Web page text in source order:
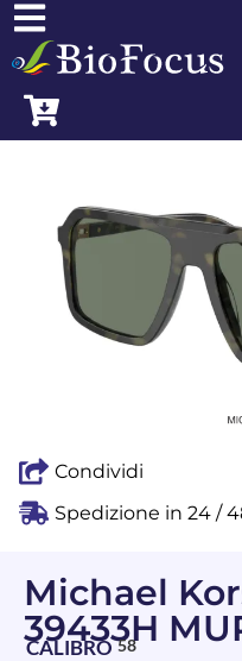
Condividi
Spedizione in 24 /
Michael
39433H
CALIBRO 58